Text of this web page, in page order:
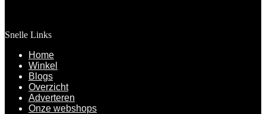
Snelle Links
Home
Winkel
Blogs
Overzicht
Adverteren
Onze webshops